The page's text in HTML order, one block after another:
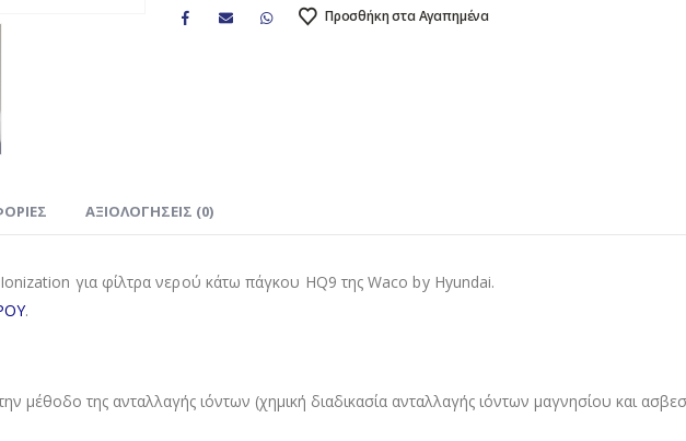
Προσθήκη στα Αγαπημένα
ΑΞΙΟΛΟΓΉΣΕΙΣ (0)
για φίλτρα νερού κάτω πάγκου HQ9 της Waco by Hyundai.
.
μέθοδο της ανταλλαγής ιόντων (χημική διαδικασία ανταλλαγής ιόντων μαγνησίου και